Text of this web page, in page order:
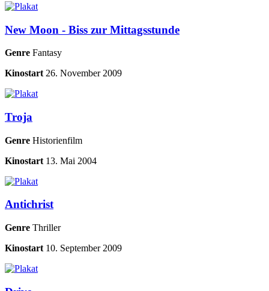
New Moon - Biss zur Mittagsstunde
Genre Fantasy
Kinostart 26. November 2009
Troja
Genre Historienfilm
Kinostart 13. Mai 2004
Antichrist
Genre Thriller
Kinostart 10. September 2009